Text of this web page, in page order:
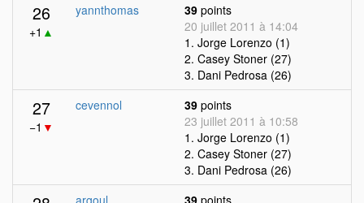
26
+1 ▲
yannthomas 39 points
20 juillet 2011 à 14:04
1. Jorge Lorenzo (1)
2. Casey Stoner (27)
3. Dani Pedrosa (26)
27
−1 ▼
cevennol 39 points
23 juillet 2011 à 10:58
1. Jorge Lorenzo (1)
2. Casey Stoner (27)
3. Dani Pedrosa (26)
argoul 39 points